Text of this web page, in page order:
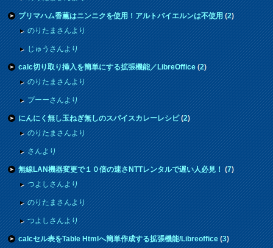
プリマハム香薫はニンニクを使用！アルトバイエルンは不使用(2)
のりたまさんより
じゅうさんより
calc切り取り挿入を簡単にする拡張機能／LibreOffice(2)
のりたまさんより
プーーさんより
にんにく無し玉ねぎ無しのスパイスカレーレシピ(2)
のりたまさんより
さんより
無線LAN機器変更で１０倍の速さNTTレンタルで遅い人必見！(7)
つよしさんより
のりたまさんより
つよしさんより
calcセル表をTable Htmlへ簡単作成する拡張機能/Libreoffice(3)